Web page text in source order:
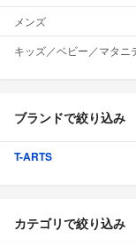
メンズ
キッズ／ベビー／マタニ
ブランドで絞り込み
T-ARTS
カテゴリで絞り込み